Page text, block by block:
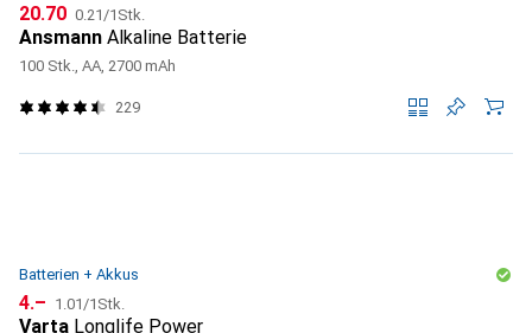
CHF
20.70 CHF
0.21/1Stk.
Ansmann Alkaline Batterie
100 Stk., AA, 2700 mAh
229
Batterien + Akkus
CHF
4.– CHF
1.01/1Stk.
Varta Longlife Power